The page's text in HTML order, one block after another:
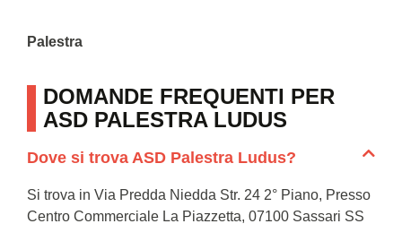
Palestra
DOMANDE FREQUENTI PER
ASD PALESTRA LUDUS
Dove si trova ASD Palestra Ludus?
Si trova in Via Predda Niedda Str. 24 2° Piano, Presso
Centro Commerciale La Piazzetta, 07100 Sassari SS